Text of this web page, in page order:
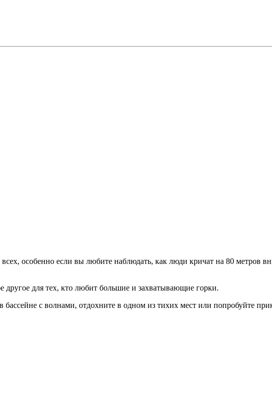
особенно если вы любите наблюдать, как люди кричат на 80 метров
другое для тех, кто любит большие и захватывающие горки.
бассейне с волнами, отдохните в одном из тихих мест или попробуйте